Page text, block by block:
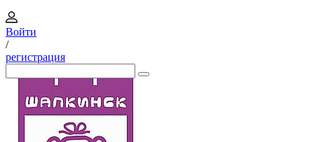
Войти
/
регистрация